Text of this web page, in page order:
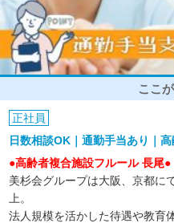
ここ
正社員
日数相談OK｜通勤手当あり｜
●高齢者複合施設フルール 長尾●
美杉会グループは大阪、京都に
上。
法人規模を活かした待遇や教育